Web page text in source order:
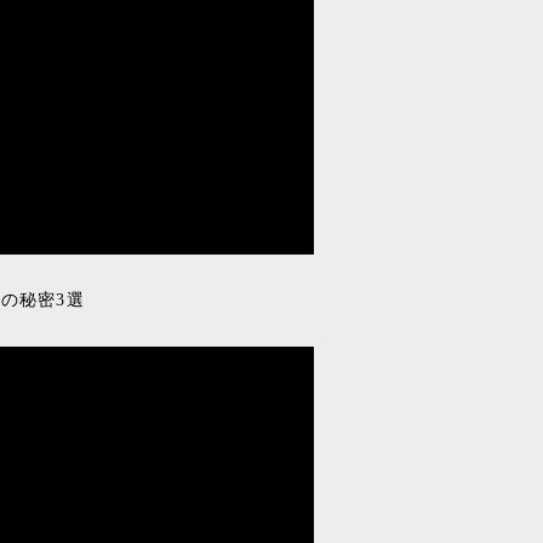
秘密3選